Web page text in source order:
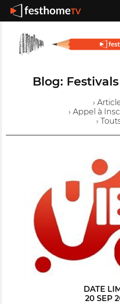
Blog:
›
› Appel à
›
DATE
20 SEP